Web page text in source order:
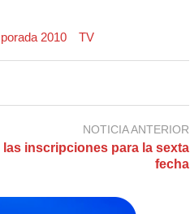
2010 TV
NOTICIA ANTERIOR
las inscripciones para la sexta
fecha